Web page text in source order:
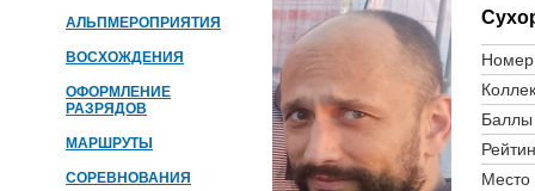
АЛЬПМЕРОПРИЯТИЯ
ВОСХОЖДЕНИЯ
ОФОРМЛЕНИЕ
РАЗРЯДОВ
МАРШРУТЫ
СОРЕВНОВАНИЯ
Номер
Баллы
Место